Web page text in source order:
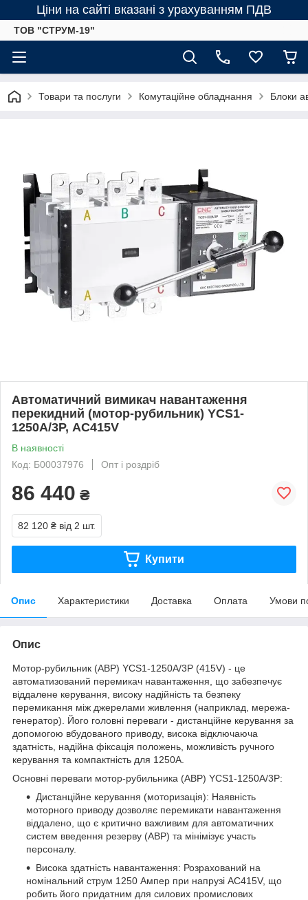
Ціни на сайті вказані з урахуванням ПДВ
ТОВ "СТРУМ-19"
Товари та послуги Комутаційне обладнання Блоки
Автоматичний вимикач навантаження
перекидний (мотор-рубильник) YCS1-
1250А/3Р, АС415V
В наявності
Код: Б00037976
Опт і роздріб
86 440 ₴
82 120 ₴ від 2 шт.
Купити
Опис Характеристики Доставка Оплата Умови
Опис
Мотор-рубильник (АВР) YCS1-1250А/3Р (415V) - це
автоматизований перемикач навантаження, що забезпечує
віддалене керування, високу надійність та безпеку
перемикання між джерелами живлення (наприклад, мережа-
генератор). Його головні переваги - дистанційне керування за
допомогою вбудованого приводу, висока відключаюча
здатність, надійна фіксація положень, можливість ручного
керування та компактність для 1250А.
Основні переваги мотор-рубильника (АВР) YCS1-1250А/3Р:
Дистанційне керування (моторизація): Наявність
моторного приводу дозволяє перемикати навантаження
віддалено, що є критично важливим для автоматичних
систем введення резерву (АВР) та мінімізує участь
персоналу.
Висока здатність навантаження: Розрахований на
номінальний струм 1250 Ампер при напрузі AC415V, що
робить його придатним для силових промислових